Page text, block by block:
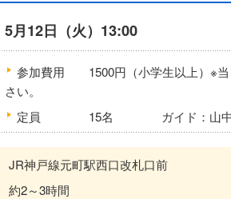
5月12日（火）13:00
参加費用
1500円（小学生以上）※
さい。
定員
15名 ガイド：山中
JR神戸線元町駅西口改札口前
約2～3時間